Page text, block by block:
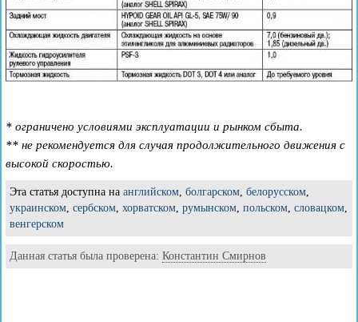
* ограничено условиями эксплуатации и рынком сбыта.
** не рекомендуется для случая продолжительного движения с
высокой скоростью.
Эта статья доступна на английском болгарском белорусском
украинском сербском хорватском румынском польском словацком
венгерском
Данная статья была проверена: Константин Смирнов